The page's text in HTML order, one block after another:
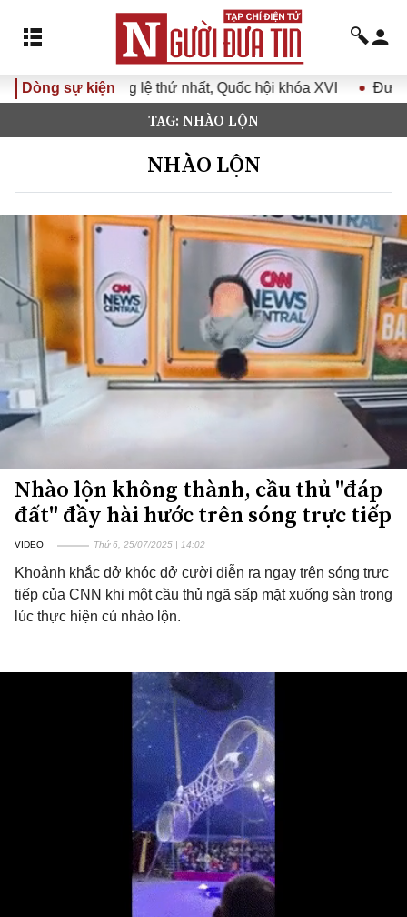
Dòng sự kiện
Quốc hội khóa XVI Đưa Nghị quyết Đại hội Đảng XIV
TAG: NHÀO LỘN
NHÀO LỘN
Nhào lộn không thành, cầu thủ "đáp
đất" đầy hài hước trên sóng trực tiếp
VIDEO Thứ 6, 25/07/2025 | 14:02
Khoảnh khắc dở khóc dở cười diễn ra ngay trên sóng trực
tiếp của CNN khi một cầu thủ ngã sấp mặt xuống sàn trong
lúc thực hiện cú nhào lộn.